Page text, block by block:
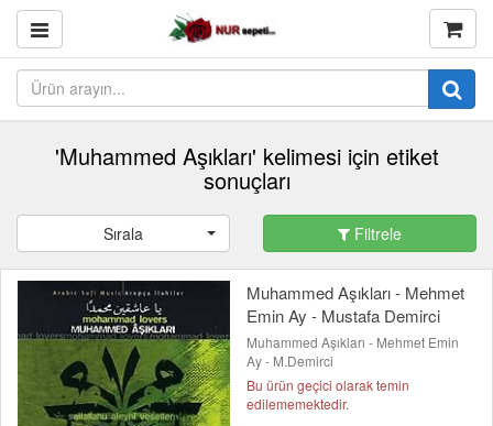
'Muhammed Aşıkları' kelimesi için etiket
sonuçları
Sırala Filtrele
Muhammed Aşıkları - Mehmet
Emin Ay - Mustafa Demirci
Muhammed Aşıkları - Mehmet Emin
Ay - M.Demirci
Bu ürün geçici olarak temin
edilememektedir.